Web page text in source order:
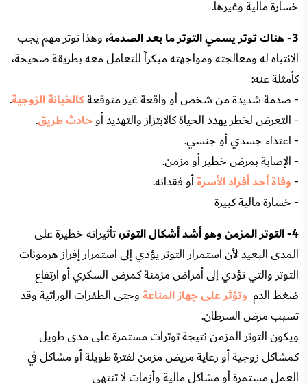
خسارة مالية وغيرها.
3- هناك توتر يسمي التوتر ما بعد الصدمة،
وهذا توتر مهم يجب
الانتباه له ومعالجته ومواجهته مبكراً للتعامل معه بطريقة صحيحة،
كأمثلة عنه:
- صدمة شديدة من شخص أو واقعة غير متوقعةكالخيانة الزوجية.
- التعرض لخطر يهدد الحياة كالابتزاز والتهديد أوحادث طريق.
- اعتداء جسدي أو جنسي.
- الإصابة بمرض خطير أو مزمن.
-وفاة أحد أفراد الأسرةأو فقدانه.
- خسارة مالية كبيرة
4- التوتر المزمن وهو أشد أشكال التوتر،
تأثيراته خطيرة على
المدى البعيد لأن استمرار التوتر يؤدي إلى استمرار إفراز هرمونات
التوتر والتي تؤدي إلى أمراض مزمنة كمرض السكري أو ارتفاع
ضغط الدم وتؤثر على جهاز المناعةوحتى الطفرات الوراثية وقد
تسبب مرض السرطان.
ويكون التوتر المزمن نتيجة توترات مستمرة على مدى طويل
كمشاكل زوجية أو رعاية مريض مزمن لفترة طويلة أو مشاكل في
العمل مستمرة أو مشاكل مالية وأزمات لا تنتهي